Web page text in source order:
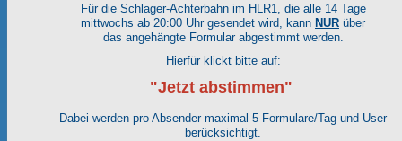
Für die Schlager-Achterbahn im HLR1, die alle 14 Tage
mittwochs ab 20:00 Uhr gesendet wird, kann NUR über
das angehängte Formular abgestimmt werden.
Hierfür klickt bitte auf:
"Jetzt abstimmen"
Dabei werden pro Absender maximal 5 Formulare/Tag und User
berücksichtigt.